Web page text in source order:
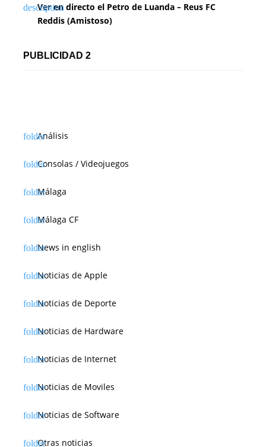
n
a
Ver en directo el Petro de Luanda – Reus FC
Reddis (Amistoso)
PUBLICIDAD 2
Análisis
Consolas / Videojuegos
Málaga
Málaga CF
News in english
Noticias de Apple
Noticias de Deporte
Noticias de Hardware
Noticias de Internet
Noticias de Moviles
Noticias de Software
Otras noticias